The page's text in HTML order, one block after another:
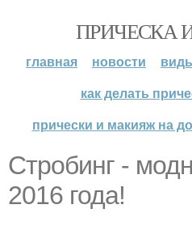
ПРИЧЕСКА
главная новости
как делать
прически и макияж на
Стробинг -
2016 года!